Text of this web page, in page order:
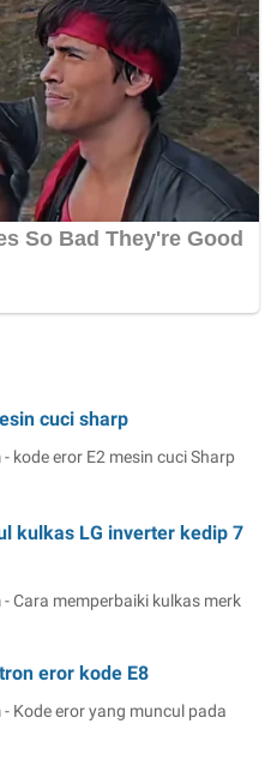
cuci sharp
kode eror E2 mesin cuci Sharp
kulkas LG inverter kedip 7
Cara memperbaiki kulkas merk
eror kode E8
Kode eror yang muncul pada